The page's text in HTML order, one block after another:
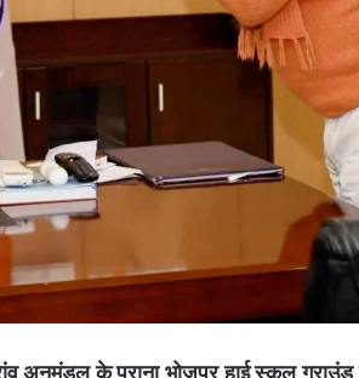
अनुमंडल के पुराना भोजपुर हाई स्कूल